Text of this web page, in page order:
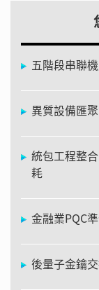
五階段串聯
異質設備匯
統包工程整
耗
金融業PQC
後量子金鑰